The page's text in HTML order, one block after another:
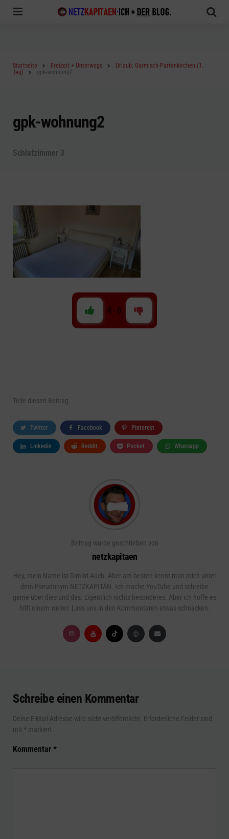
Startseite Freizeit + Unterwegs
Urlaub: Garmisch-Partenkirchen (1.
Tag)
gpk-wohnung2
gpk-wohnung2
Schlafzimmer 3
0 - 0
Teile diesen Beitrag
Twitter Facebook Pinterest
Linkedin Reddit Pocket Whatsapp
Beitrag wurde geschrieben von
netzkapitaen
Hey, mein Name ist Dimitri Auch. Aber am besten kennt man mich unter
dem Pseudonym NETZKAPITÄN. Ich mache YouTube und schreibe
gerne über dies und das. Eigentlich nichts besonderes. Aber ich hoffe es
hilft einem weiter. Lass uns in den Kommentaren etwas schnacken.
Schreibe einen Kommentar
Deine E-Mail-Adresse wird nicht veröffentlicht. Erforderliche Felder sind
mit * markiert
Kommentar *